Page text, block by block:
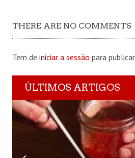
THERE ARE NO COMMENTS
Tem de iniciar a sessão para
ÚLTIMOS ARTIGOS